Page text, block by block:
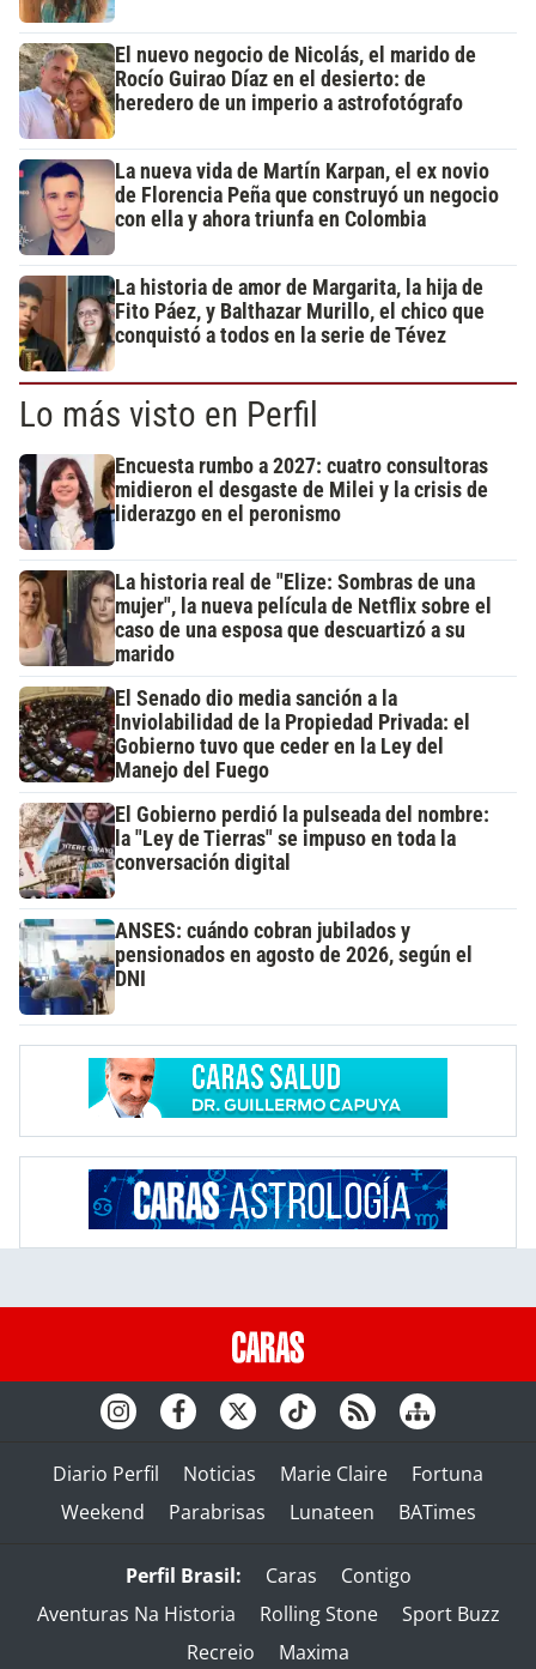
El nuevo negocio de Nicolás, el marido de
Rocío Guirao Díaz en el desierto: de
heredero de un imperio a astrofotógrafo
La nueva vida de Martín Karpan, el ex novio
de Florencia Peña que construyó un negocio
con ella y ahora triunfa en Colombia
La historia de amor de Margarita, la hija de
Fito Páez, y Balthazar Murillo, el chico que
conquistó a todos en la serie de Tévez
Lo más visto en Perfil
Encuesta rumbo a 2027: cuatro consultoras
midieron el desgaste de Milei y la crisis de
liderazgo en el peronismo
La historia real de "Elize: Sombras de una
mujer", la nueva película de Netflix sobre el
caso de una esposa que descuartizó a su
marido
El Senado dio media sanción a la
Inviolabilidad de la Propiedad Privada: el
Gobierno tuvo que ceder en la Ley del
Manejo del Fuego
El Gobierno perdió la pulseada del nombre:
la "Ley de Tierras" se impuso en toda la
conversación digital
ANSES: cuándo cobran jubilados y
pensionados en agosto de 2026, según el
DNI
Diario Perfil Noticias Marie Claire
Fortuna
Weekend
Parabrisas Lunateen BATimes
Perfil Brasil: Caras
Contigo
Aventuras Na Historia
Rolling Stone
Sport Buzz
Recreio
Maxima